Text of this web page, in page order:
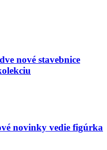
nové stavebnice
novinky vedie figúrka